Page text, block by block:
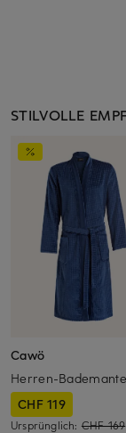
STILVOLLE
Cawö
Herren-
CHF 119
Ursprünglich: CHF 169